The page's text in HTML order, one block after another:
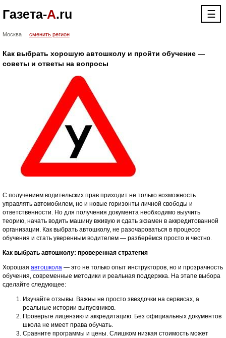
Газета-А.ru ☰
Москва сменить регион
Как выбрать хорошую автошколу и пройти обучение —
советы и ответы на вопросы
С получением водительских прав приходит не только возможность
управлять автомобилем, но и новые горизонты личной свободы и
ответственности. Но для получения документа необходимо выучить
теорию, начать водить машину вживую и сдать экзамен в аккредитованной
организации. Как выбрать автошколу, не разочароваться в процессе
обучения и стать уверенным водителем — разберёмся просто и честно.
Как выбрать автошколу: проверенная стратегия
Хорошая автошкола— это не только опыт инструкторов, но и прозрачность
обучения, современные методики и реальная поддержка. На этапе выбора
сделайте следующее:
Изучайте отзывы. Важны не просто звездочки на сервисах, а
реальные истории выпускников.
Проверьте лицензию и аккредитацию. Без официальных документов
школа не имеет права обучать.
Сравните программы и цены. Слишком низкая стоимость может